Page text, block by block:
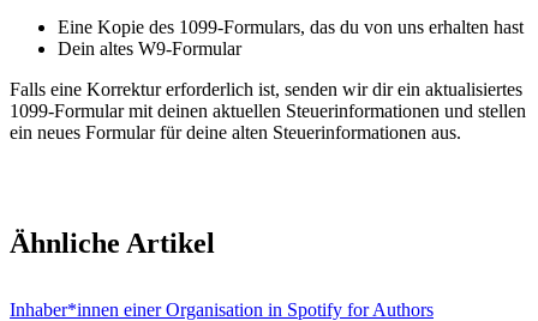
Eine Kopie des 1099-Formulars, das du von uns erhalten hast
Dein altes W9-Formular
Falls eine Korrektur erforderlich ist, senden wir dir ein aktualisiertes
1099-Formular mit deinen aktuellen Steuerinformationen und stellen
ein neues Formular für deine alten Steuerinformationen aus.
Ähnliche Artikel
Inhaber*innen einer Organisation in Spotify for Authors